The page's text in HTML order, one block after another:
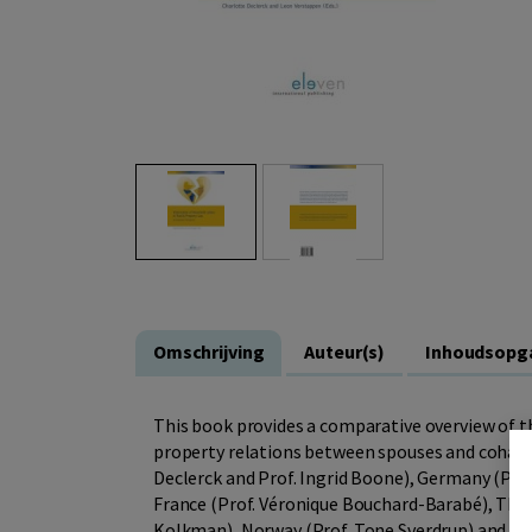
Omschrijving Auteur(s)
This book provides a comparative overview
property relations between spouses and
Declerck and Prof. Ingrid Boone), Germany
France (Prof. Véronique Bouchard-Barabé),